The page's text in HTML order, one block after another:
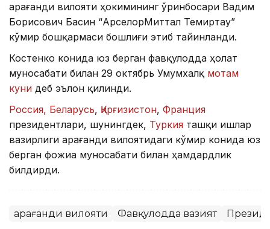
Қарағанди вилояти ҳокимининг ўринбосари Вадим
Борисович Басин “АрcелорМиттал Темиртау”
кўмир бошқармаси бошлиғи этиб тайинланди.
Костенко конида юз берган фавқулодда ҳолат
муносабати билан 29 октябрь Умумхалқ мотам
куни деб эълон қилинди.
Россия, Беларусь, Қирғизистон, Франция
президентлари, шунингдек, Туркия ташқи ишлар
вазирлиги Қарағанди вилоятидаги кўмир конида юз
берган фожиа муносабати билан ҳамдардлик
билдирди.
Қарағанди вилояти Фавқулодда вазият